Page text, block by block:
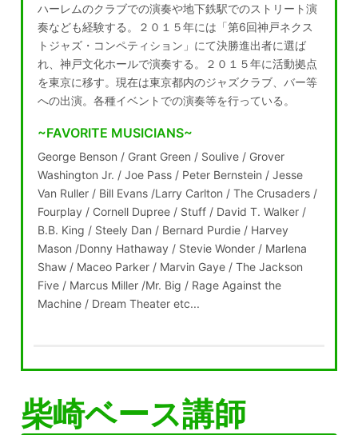
ハーレムのクラブでの演奏や地下鉄駅でのストリート演
奏なども経験する。２０１５年には「第6回神戸ネクス
トジャズ・コンペティション」にて決勝進出者に選ば
れ、神戸文化ホールで演奏する。２０１５年に活動拠点
を東京に移す。現在は東京都内のジャズクラブ、バー等
への出演。各種イベントでの演奏等を行っている。
~FAVORITE MUSICIANS~
George Benson / Grant Green / Soulive / Grover
Washington Jr. / Joe Pass / Peter Bernstein / Jesse
Van Ruller / Bill Evans /Larry Carlton / The Crusaders /
Fourplay / Cornell Dupree / Stuff / David T. Walker /
B.B. King / Steely Dan / Bernard Purdie / Harvey
Mason /Donny Hathaway / Stevie Wonder / Marlena
Shaw / Maceo Parker / Marvin Gaye / The Jackson
Five / Marcus Miller /Mr. Big / Rage Against the
Machine / Dream Theater etc...
柴崎ベース講師